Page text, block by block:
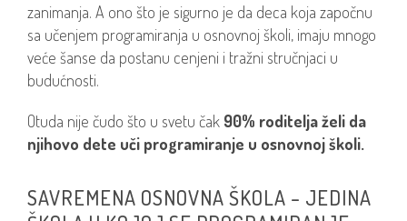
zanimanja. A ono što je sigurno je da deca koja započnu
sa učenjem programiranja u osnovnoj školi, imaju mnogo
veće šanse da postanu cenjeni i tražni stručnjaci u
budućnosti.
Otuda nije čudo što u svetu čak 90% roditelja želi da
njihovo dete uči programiranje u osnovnoj školi.
SAVREMENA OSNOVNA ŠKOLA – JEDINA